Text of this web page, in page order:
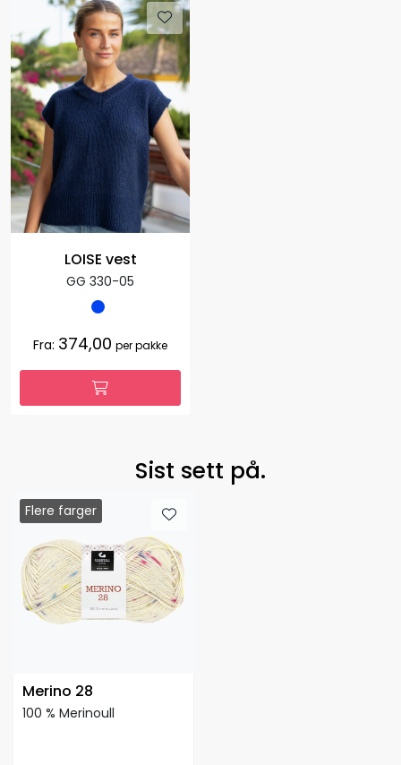
LOISE vest
GG 330-05
Fra: 374,00 per pakke
Sist sett på.
Flere farger
Merino 28
100 % Merinoull